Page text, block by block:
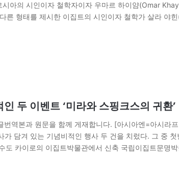
아의 시인이자 철학자이자 우마르 하이얌(Omar
른 형태를 제시한 이집트의 시인이자 철학가 살라 야
두 이벤트 ‘미라와 스핑크스의 귀환’
번역본과 원문을 함께 게재합니다. [아시아엔=아시라
가 담겨 있는 기념비적인 행사 두 건을 치렀다. 그 중
도 카이로의 이집트박물관에서 신축 국립이집트문명